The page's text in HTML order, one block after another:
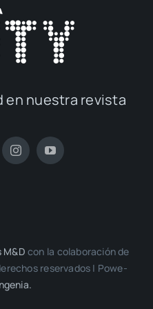
en nues­tra revis­ta
M&D con la cola­bo­ra­ción de
reser­va­dos | Powe­